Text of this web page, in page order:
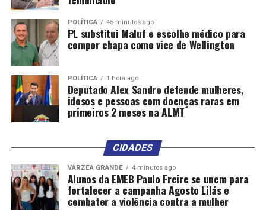
POLÍTICA 45 minutos ago
PL substitui Maluf e escolhe médico para
compor chapa como vice de Wellington
POLÍTICA 1 hora ago
Deputado Alex Sandro defende mulheres,
idosos e pessoas com doenças raras em
primeiros 2 meses na ALMT
CIDADES
VÁRZEA GRANDE 4 minutos ago
Alunos da EMEB Paulo Freire se unem para
fortalecer a campanha Agosto Lilás e
combater a violência contra a mulher